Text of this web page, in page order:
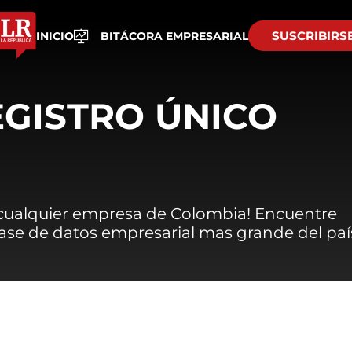
INICIO BITÁCORA EMPRESARIAL
ÚNICO
empresa de Colombia! Encuentre
de datos empresarial mas grande del